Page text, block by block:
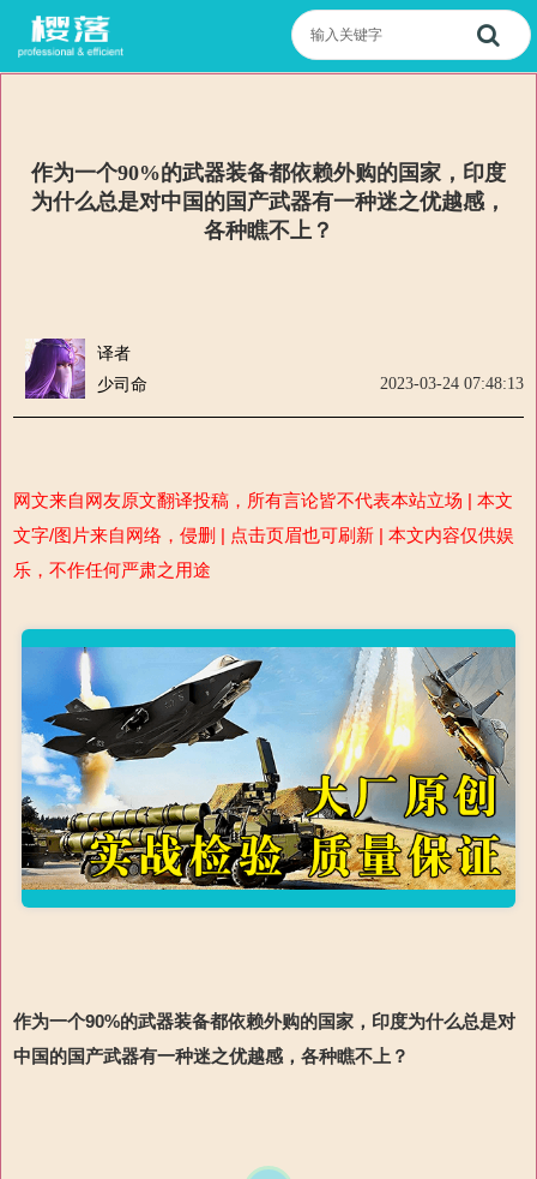
作为一个90%的武器装备都依赖外购的国家，印度
为什么总是对中国的国产武器有一种迷之优越感，
各种瞧不上？
译者
少司命
2023-03-24 07:48:13
网文来自网友原文翻译投稿，所有言论皆不代表本站立场 | 本文
文字/图片来自网络，侵删 | 点击页眉也可刷新 | 本文内容仅供娱
乐，不作任何严肃之用途
作为一个90%的武器装备都依赖外购的国家，印度为什么总是对
中国的国产武器有一种迷之优越感，各种瞧不上？